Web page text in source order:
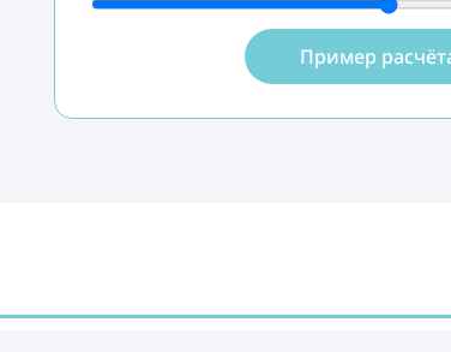
Пример